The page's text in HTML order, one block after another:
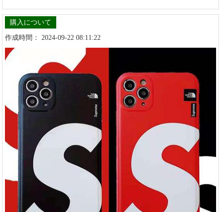
購入について
作成時間： 2024-09-22 08:11:22